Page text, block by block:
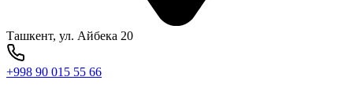
Ташкент, ул. Айбека 20
+998 90 015 55 66